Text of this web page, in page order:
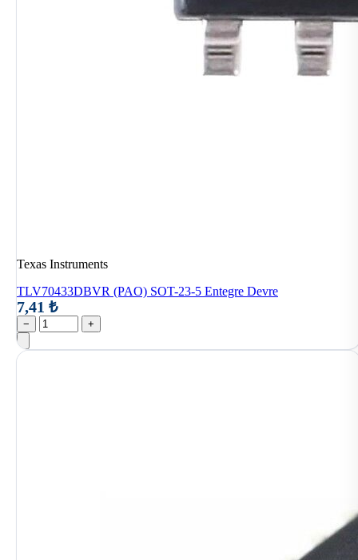
Texas Instruments
TLV70433DBVR (PAO) SOT-23-5 Entegre Devre
7,41 ₺
− +